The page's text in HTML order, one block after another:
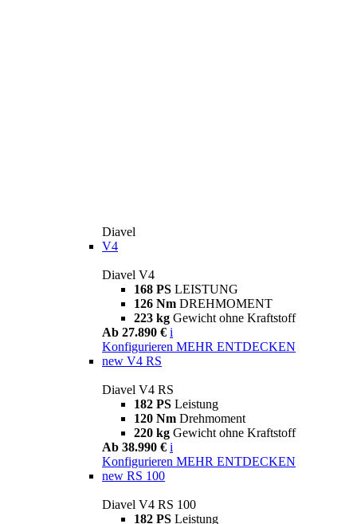
Diavel
V4
Diavel V4
168 PS LEISTUNG
126 Nm DREHMOMENT
223 kg Gewicht ohne Kraftstoff
Ab 27.890 € i
Konfigurieren MEHR ENTDECKEN
new V4 RS
Diavel V4 RS
182 PS Leistung
120 Nm Drehmoment
220 kg Gewicht ohne Kraftstoff
Ab 38.990 € i
Konfigurieren MEHR ENTDECKEN
new RS 100
Diavel V4 RS 100
182 PS Leistung